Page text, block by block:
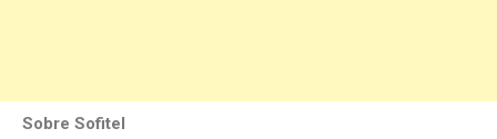
Sobre Sofitel